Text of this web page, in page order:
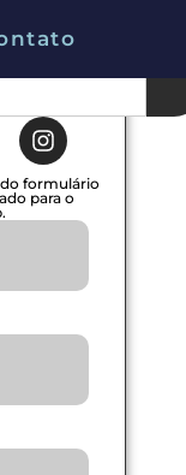
formulário
para o